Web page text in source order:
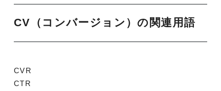
CV（コンバージョン）の関連用語
CVR
CTR